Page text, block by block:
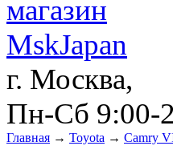
г. Москва,
Пн-Сб 9:00-
Главная → Toyota → Camry